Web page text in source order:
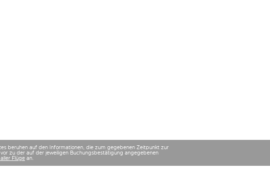
beruhen auf den Informationen, die zum gegebenen Zeitpunkt zur
zu der auf der jeweiligen Buchungsbestätigung angegebenen
Flüge an.